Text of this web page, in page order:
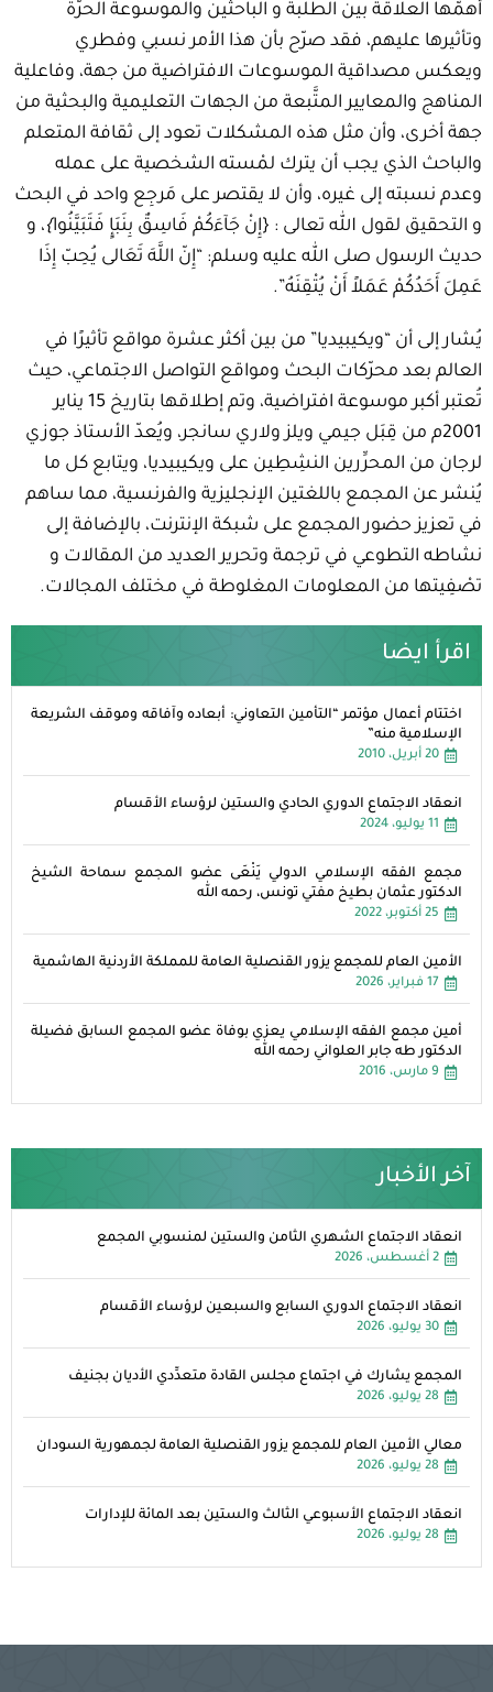
أهمّها العلاقة بين الطلبة و الباحثين والموسوعة الحرّة
وتأثيرها عليهم، فقد صرّح بأن هذا الأمر نسبي وفطري
ويعكس مصداقية الموسوعات الافتراضية من جهة، وفاعلية
المناهج والمعايير المتَّبعة من الجهات التعليمية والبحثية من
جهة أخرى، وأن مثل هذه المشكلات تعود إلى ثقافة المتعلم
والباحث الذي يجب أن يترك لمْسته الشخصية على عمله
وعدم نسبته إلى غيره، وأن لا يقتصر على مَرجِع واحد في البحث
و التحقيق لقول الله تعالى : {إِنْ جَآءَكُمْ فَاسِقٌ بِنَبَإٍ فَتَبَيَّنُوا}، و
حديث الرسول صلى الله عليه وسلم: “إِنّ اللَّهَ تَعَالى يُحِبّ إِذَا
عَمِلَ أَحَدُكُمْ عَمَلاً أَنْ يُتْقِنَهُ”.
يُشار إلى أن “ويكيبيديا” من بين أكثر عشرة مواقع تأثيرًا في
العالم بعد محرّكات البحث ومواقع التواصل الاجتماعي، حيث
تُعتبر أكبر موسوعة افتراضية، وتم إطلاقها بتاريخ 15 يناير
2001م من قِبَل جيمي ويلز ولاري سانجر، ويُعدّ الأستاذ جوزي
لرجان من المحرِّرين النشِطِين على ويكيبيديا، ويتابع كل ما
يُنشر عن المجمع باللغتين الإنجليزية والفرنسية، مما ساهم
في تعزيز حضور المجمع على شبكة الإنترنت، بالإضافة إلى
نشاطه التطوعي في ترجمة وتحرير العديد من المقالات و
تصْفِيتها من المعلومات المغلوطة في مختلف المجالات.
اقرأ ايضا
اختتام أعمال مؤتمر “التأمين التعاوني: أبعاده وآفاقه وموقف الشريعة
الإسلامية منه”
20 أبريل، 2010
انعقاد الاجتماع الدوري الحادي والستين لرؤساء الأقسام
11 يوليو، 2024
مجمع الفقه الإسلامي الدولي يَنْعَى عضو المجمع سماحة الشيخ
الدكتور عثمان بطيخ مفتي تونس، رحمه الله
25 أكتوبر، 2022
الأمين العام للمجمع يزور القنصلية العامة للمملكة الأردنية الهاشمية
17 فبراير، 2026
أمين مجمع الفقه الإسلامي يعزي بوفاة عضو المجمع السابق فضيلة
الدكتور طه جابر العلواني رحمه الله
9 مارس، 2016
آخر الأخبار
انعقاد الاجتماع الشهري الثامن والستين لمنسوبي المجمع
2 أغسطس، 2026
انعقاد الاجتماع الدوري السابع والسبعين لرؤساء الأقسام
30 يوليو، 2026
المجمع يشارك في اجتماع مجلس القادة متعدِّدي الأديان بجنيف
28 يوليو، 2026
معالي الأمين العام للمجمع يزور القنصلية العامة لجمهورية السودان
28 يوليو، 2026
انعقاد الاجتماع الأسبوعي الثالث والستين بعد المائة للإدارات
28 يوليو، 2026